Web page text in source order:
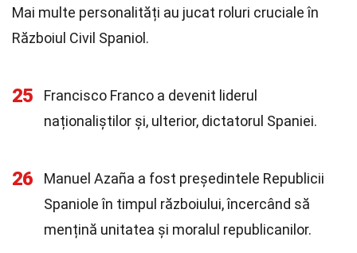
Mai multe personalități au jucat roluri cruciale în
Războiul Civil Spaniol.
25
Francisco Franco a devenit liderul
naționaliștilor și, ulterior, dictatorul Spaniei.
26
Manuel Azaña a fost președintele Republicii
Spaniole în timpul războiului, încercând să
mențină unitatea și moralul republicanilor.